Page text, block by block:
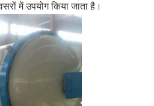
में उपयोग किया जाता है।